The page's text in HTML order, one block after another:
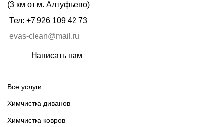
(3 км от м. Алтуфьево)
Тел: +7 926 109 42 73
evas-clean@mail.ru
Написать нам
Все услуги
Химчистка диванов
Химчистка ковров